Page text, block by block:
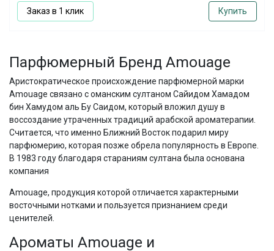
Заказ в 1 клик Купить
Парфюмерный Бренд Amouage
Аристократическое происхождение парфюмерной марки
Amouage связано с оманским султаном Сайидом Хамадом
бин Хамудом аль Бу Саидом, который вложил душу в
воссоздание утраченных традиций арабской ароматерапии.
Считается, что именно Ближний Восток подарил миру
парфюмерию, которая позже обрела популярность в Европе.
В 1983 году благодаря стараниям султана была основана
компания
Amouage, продукция которой отличается характерными
восточными нотками и пользуется признанием среди
ценителей.
Ароматы Amouage и